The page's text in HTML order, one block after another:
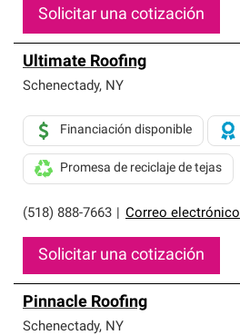
Solicitar una cotización
Ultimate Roofing
Schenectady, NY
(518) 888-7663 Correo electrónico
Financiación disponible
Promesa de reciclaje de tejas
Solicitar una cotización
Pinnacle Roofing
Schenectady, NY